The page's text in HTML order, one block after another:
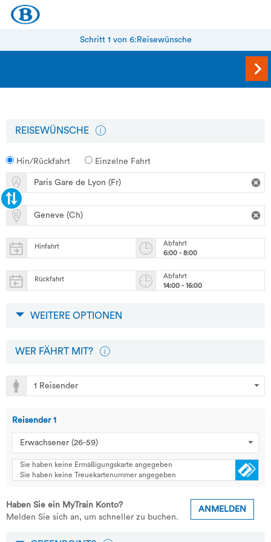
Schritt 1 von 6: Reisewünsche
REISEWÜNSCHE
Hin/Rückfahrt Einzelne Fahrt
Hinfahrt
Abfahrt
6:00 - 8:00
Rückfahrt
Abfahrt
14:00 - 16:00
WEITERE OPTIONEN
WER FÄHRT MIT?
Reisender 1
Sie haben keine Ermäßigungskarte angegeben
Sie haben keine Treuekartenummer angegeben
Haben Sie ein MyTrain Konto?
Melden Sie sich an, um schneller zu buchen.
ANMELDEN